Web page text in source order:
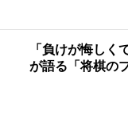
「負けが悔しく
が語る「将棋の